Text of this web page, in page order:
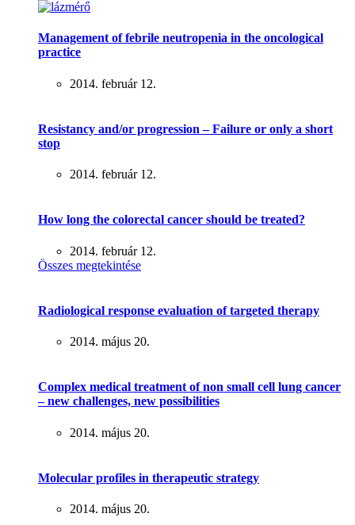
Management of febrile neutropenia in the oncological
practice
2014. február 12.
Resistancy and/or progression – Failure or only a short
stop
2014. február 12.
How long the colorectal cancer should be treated?
2014. február 12.
Összes megtekintése
Radiological response evaluation of targeted therapy
2014. május 20.
Complex medical treatment of non small cell lung cancer
– new challenges, new possibilities
2014. május 20.
Molecular profiles in therapeutic strategy
2014. május 20.